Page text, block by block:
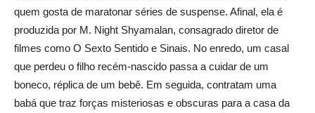
quem gosta de maratonar séries de suspense. Afinal, ela é
produzida por M. Night Shyamalan, consagrado diretor de
filmes como O Sexto Sentido e Sinais. No enredo, um casal
que perdeu o filho recém-nascido passa a cuidar de um
boneco, réplica de um bebê. Em seguida, contratam uma
babá que traz forças misteriosas e obscuras para a casa da